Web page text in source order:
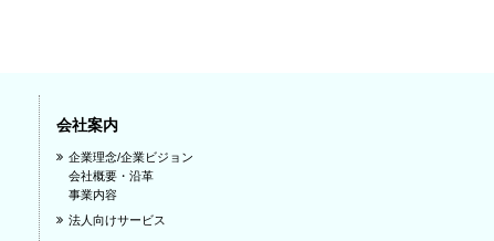
会社案内
企業理念/企業ビジョン
会社概要・沿革
事業内容
法人向けサービス